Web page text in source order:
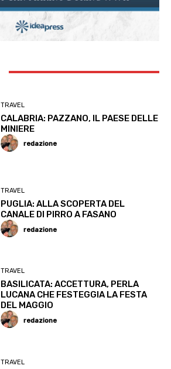
TRAVEL
CALABRIA: PAZZANO, IL PAESE DELLE
MINIERE
redazione
TRAVEL
PUGLIA: ALLA SCOPERTA DEL
CANALE DI PIRRO A FASANO
redazione
TRAVEL
BASILICATA: ACCETTURA, PERLA
LUCANA CHE FESTEGGIA LA FESTA
DEL MAGGIO
redazione
TRAVEL